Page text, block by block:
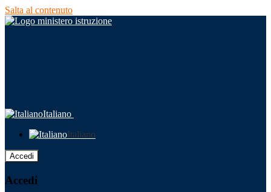
Salta al contenuto
Italiano
Italiano
Accedi
Accedi